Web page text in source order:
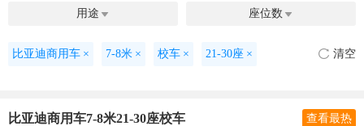
用途  座位数 
比亚迪商用车 × 7-8米 × 校车 × 21-30座 × 清空
比亚迪商用车7-8米21-30座校车 查看最热